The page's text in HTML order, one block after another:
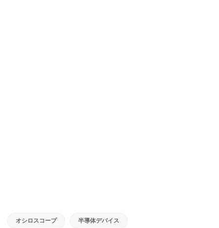
オシロスコープ 半導体デバイス